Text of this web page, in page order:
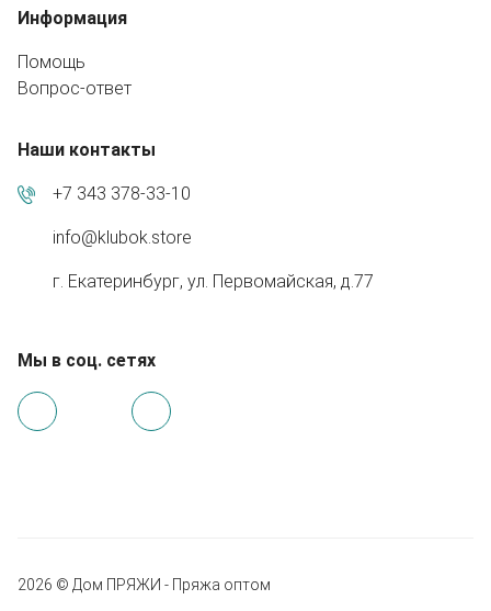
Информация
Помощь
Вопрос-ответ
Наши контакты
+7 343 378-33-10
info@klubok.store
г. Екатеринбург, ул. Первомайская, д.77
Мы в соц. сетях
2026 © Дом ПРЯЖИ - Пряжа оптом